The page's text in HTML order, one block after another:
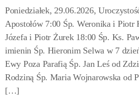
Poniedziałek, 29.06.2026,
Apostołów 7:00 Śp. Weronika i Piotr
Józefa i Piotr Żurek 18:00 Śp. Ks.
imienin Śp. Hieronim Selwa w 7
Ewy Poza Parafią Śp. Jan Leś od
Rodziną Śp. Maria Wojnarowska od
[…]